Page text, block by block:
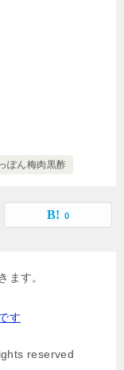
ぽん梅肉黒酢
0
ます。
す
reserved